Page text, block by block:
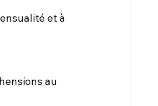
et à
au